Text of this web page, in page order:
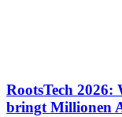
RootsTech 2026:
bringt Millionen